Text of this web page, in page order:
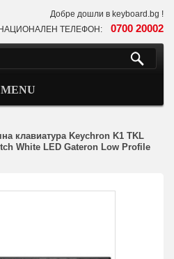
Добре дошли в keyboard.bg !
НАЦИОНАЛЕН ТЕЛЕФОН: 0700 20002
MENU
клавиатура Keychron K1 TKL
White LED Gateron Low Profile